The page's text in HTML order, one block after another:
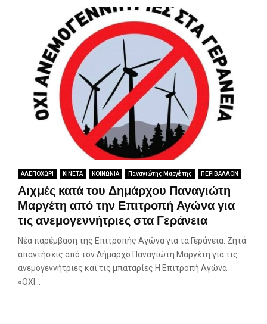
ΑΛΕΠΟΧΩΡΙ ΚΙΝΕΤΑ ΚΟΙΝΩΝΙΑ Παναγιώτης Μαργέτης ΠΕΡΙΒΑΛΛΟΝ
Αιχμές κατά του Δημάρχου Παναγιώτη
Μαργέτη από την Επιτροπή Αγώνα για
τις ανεμογεννήτριες στα Γεράνεια
Νέα παρέμβαση της Επιτροπής Αγώνα για τα Γεράνεια: Ζητά
απαντήσεις από τον Δήμαρχο Παναγιώτη Μαργέτη για τις
ανεμογεννήτριες και τις μπαταρίες Η Επιτροπή Αγώνα
«ΟΧΙ...